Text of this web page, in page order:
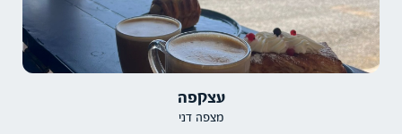
עצקפה
מצפה דני